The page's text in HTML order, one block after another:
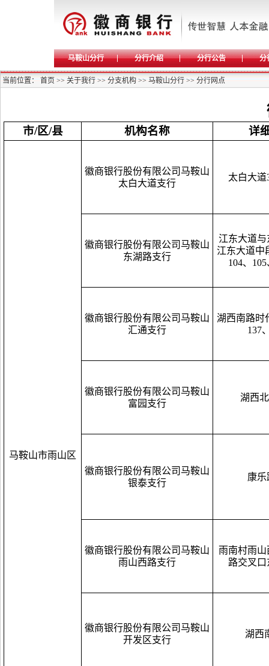
马鞍山分行 分行介绍 分行公告 分
当前位置： 首页 >> 关于我行 >> 分支机构 >> 马鞍山分行 >> 分行网点
市/区/县 机构名称 详
马鞍山市雨山区
徽商银行股份有限公司马鞍山
太白大道支行
太白大道
徽商银行股份有限公司马鞍山
东湖路支行
江东大道
江东大道中
104、
徽商银行股份有限公司马鞍山
汇通支行
湖西南路时
137
徽商银行股份有限公司马鞍山
富园支行
湖西
徽商银行股份有限公司马鞍山
银泰支行
康乐
徽商银行股份有限公司马鞍山
雨山西路支行
雨南村雨
路交叉口
徽商银行股份有限公司马鞍山
开发区支行
湖西